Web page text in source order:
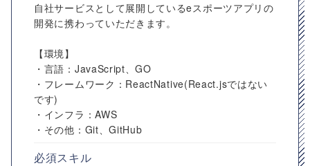
自社サービスとして展開しているeスポーツアプリの
開発に携わっていただきます。
【環境】
・言語：JavaScript、GO
・フレームワーク：ReactNative(React.jsではない
です)
・インフラ：AWS
・その他：Git、GitHub
必須スキル